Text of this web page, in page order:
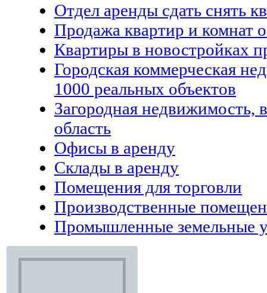
Отдел аренды сдать снять
Продажа квартир и комнат
Квартиры в новостройках
Городская коммерческая
1000 реальных объектов
Загородная недвижимость,
область
Офисы в аренду
Склады в аренду
Помещения для торговли
Производственные
Промышленные земельные